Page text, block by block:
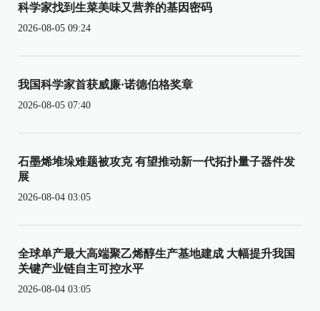
科学家找到生菜美味又营养的基因密码
2026-08-05 09:24
我国科学家首获威廉·诺德伯格奖章
2026-08-05 07:40
石墨烯堆垛难题被攻克 有望推动新一代拓扑量子器件发
展
2026-08-04 03:05
全球单产最大高端聚乙烯醇生产基地建成 大幅提升我国
关键产业链自主可控水平
2026-08-04 03:05